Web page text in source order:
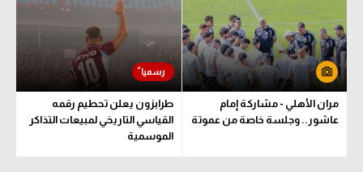
أقسام خاصة
Gamers
ميركاتو
تحقيق في الجول
ميركاتو
تحقيق في الجول
تقرير في الجول
تحليل في الجول
مران الأهلي - مشاركة إمام
عاشور.. وجلسة خاصة من عموتة
طرابزون يعلن تحطيم رقمه
القياسي التاريخي لمبيعات التذاكر
الموسمية